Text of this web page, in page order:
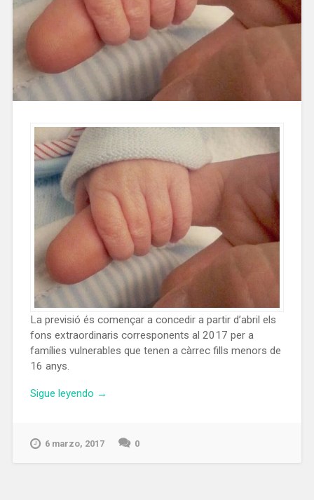
La previsió és començar a concedir a partir d’abril els
fons extraordinaris corresponents al 2017 per a
famílies vulnerables que tenen a càrrec fills menors de
16 anys.
Sigue leyendo «L’Ajuntament
nova
→
6 marzo, 2017 0